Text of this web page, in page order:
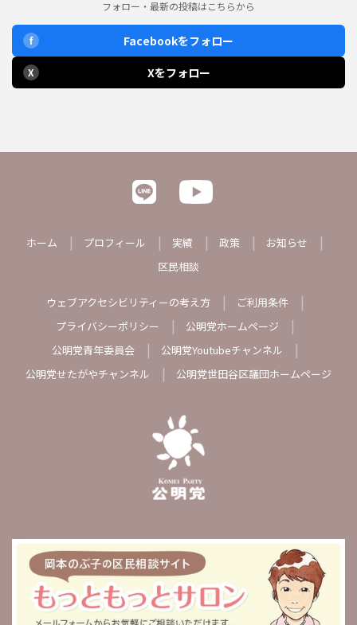
フォロー・最新の投稿はこちらから
f Facebookをフォロー
X Xをフォロー
ホーム プロフィール 実績 政策
お知らせ
区民相談
ウェブアクセシビリティーの考え方
ご利用条件
プライバシーポリシー
公明党ホームページ
公明党青年委員会
公明党Youtubeチャンネル
公明党せたがやチャンネル
公明党世田谷区議団ホームページ